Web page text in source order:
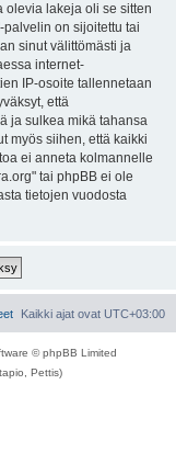
olevia lakeja oli se sitten
on sijoitettu tai
sinut välittömästi ja
internet-
IP-osoite tallennetaan
että
ja sulkea mikä tahansa
myös siihen, että kaikki
ei anneta kolmannelle
tai phpBB ei ole
tietojen vuodosta
Kaikki ajat ovat UTC+03:00
© phpBB Limited
Pettis)